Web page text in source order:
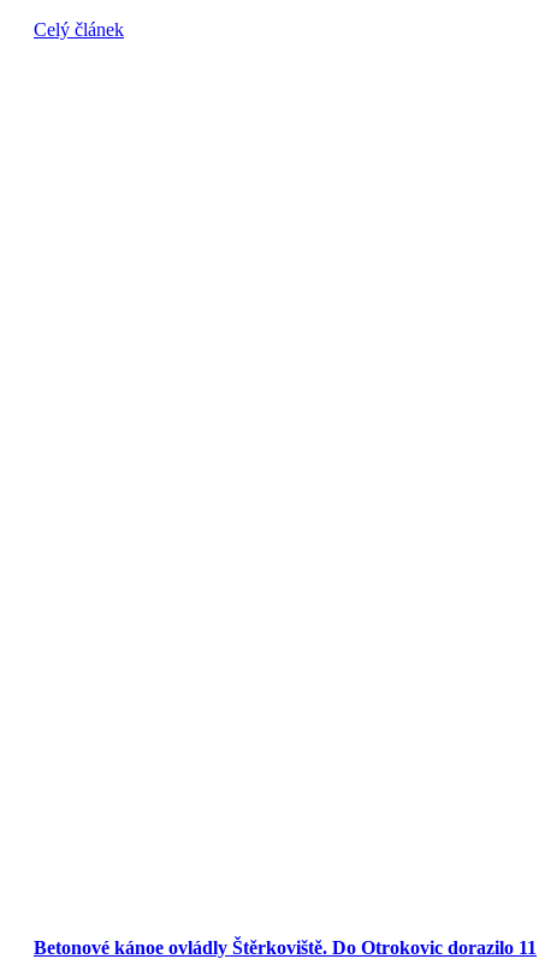
Celý článek
Betonové kánoe ovládly Štěrkoviště. Do Otrokovic dorazilo 11